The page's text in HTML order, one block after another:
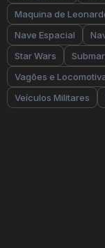
Maquina de
Nave Espacial
Star Wars
Vagões e
Veículos Militares